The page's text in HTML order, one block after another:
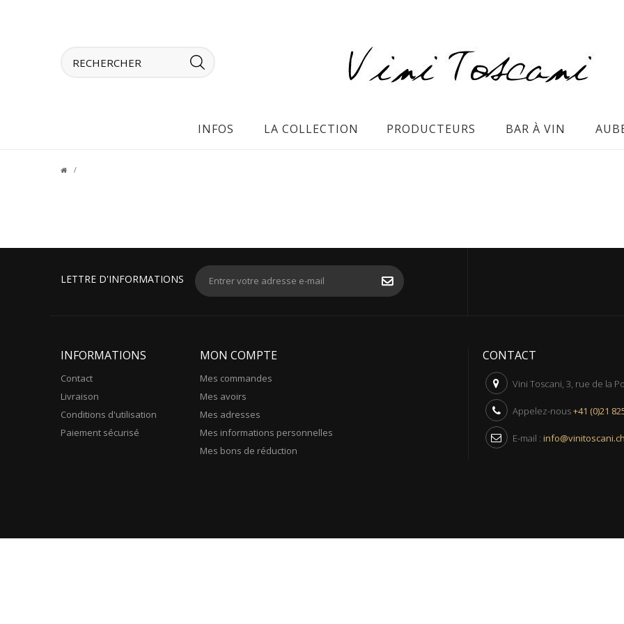
INFOS LA COLLECTION PRODUCTEURS BAR À VIN
LETTRE D'INFORMATIONS
INFORMATIONS
Contact
Livraison
Conditions d'utilisation
Paiement sécurisé
MON COMPTE
Mes commandes
Mes avoirs
Mes adresses
Mes informations personnelles
Mes bons de réduction
CONTACT
Vini Toscani, 3, rue de la
Appelez-nous+41 (0)21
E-mail : info@vinitoscani.ch